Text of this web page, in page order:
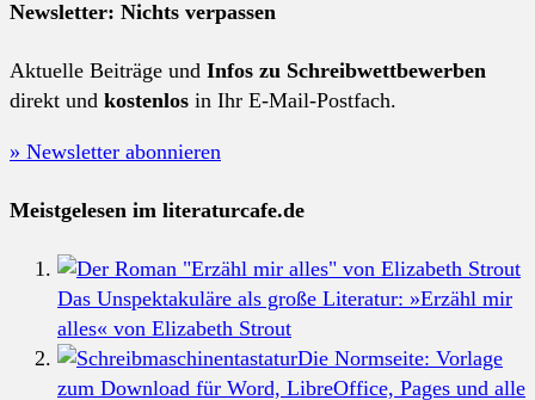
Newsletter: Nichts verpassen
Aktuelle Beiträge und Infos zu Schreibwettbewerben
direkt und kostenlos in Ihr E-Mail-Postfach.
» Newsletter abonnieren
Meistgelesen im literaturcafe.de
Das Unspektakuläre als große Literatur: »Erzähl mir
alles« von Elizabeth Strout
Die Normseite: Vorlage
zum Download für Word, LibreOffice, Pages und alle